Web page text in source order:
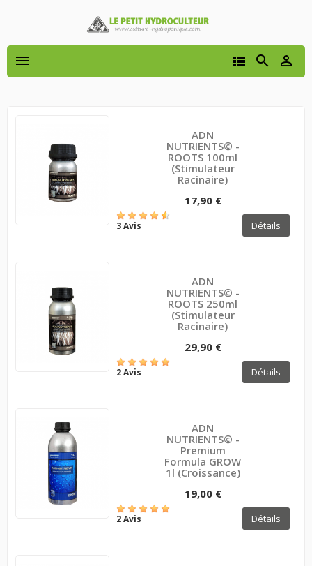
 


ADN
NUTRIENTS© -
ROOTS 100ml
(Stimulateur
Racinaire)
17,90 €
3 Avis Détails
ADN
NUTRIENTS© -
ROOTS 250ml
(Stimulateur
Racinaire)
29,90 €
2 Avis Détails
ADN
NUTRIENTS© -
Premium
Formula GROW
1l (croissance)
19,00 €
2 Avis Détails